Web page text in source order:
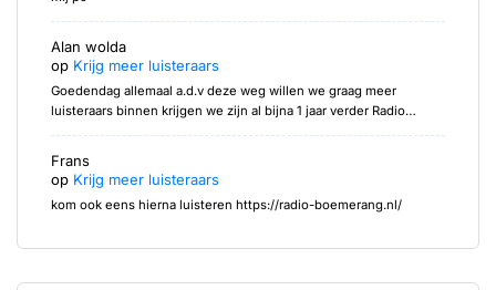
Alan wolda
op Krijg meer luisteraars
Goedendag allemaal a.d.v deze weg willen we graag meer
luisteraars binnen krijgen we zijn al bijna 1 jaar verder Radio…
Frans
op Krijg meer luisteraars
kom ook eens hierna luisteren https://radio-boemerang.nl/